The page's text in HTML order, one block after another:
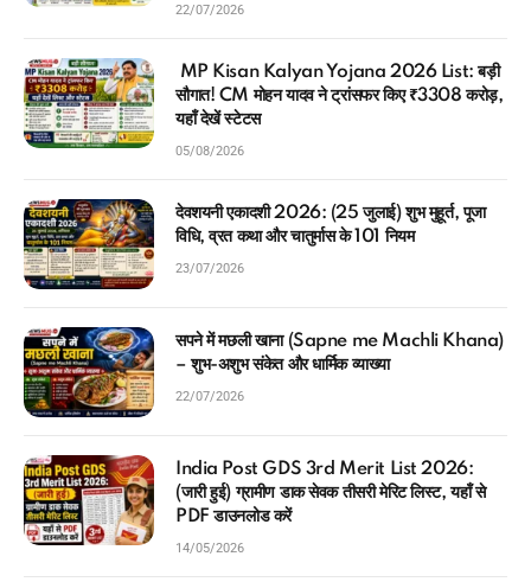
22/07/2026
MP Kisan Kalyan Yojana 2026 List: बड़ी
सौगात! CM मोहन यादव ने ट्रांसफर किए ₹3308 करोड़,
यहाँ देखें स्टेटस
05/08/2026
देवशयनी एकादशी 2026: (25 जुलाई) शुभ मुहूर्त, पूजा
विधि, व्रत कथा और चातुर्मास के 101 नियम
23/07/2026
सपने में मछली खाना (Sapne me Machli Khana)
– शुभ-अशुभ संकेत और धार्मिक व्याख्या
22/07/2026
India Post GDS 3rd Merit List 2026:
(जारी हुई) ग्रामीण डाक सेवक तीसरी मेरिट लिस्ट, यहाँ से
PDF डाउनलोड करें
14/05/2026